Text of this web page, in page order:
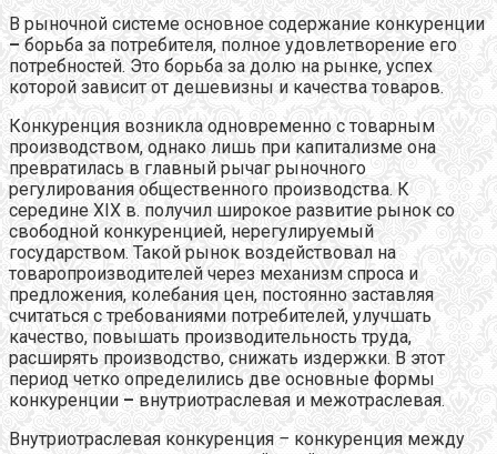
В рыночной системе основное содержание конкуренции
– борьба за потребителя, полное удовлетворение его
потребностей. Это борьба за долю на рынке, успех
которой зависит от дешевизны и качества товаров.
Конкуренция возникла одновременно с товарным
производством, однако лишь при капитализме она
превратилась в главный рычаг рыночного
регулирования общественного производства. К
середине XIX в. получил широкое развитие рынок со
свободной конкуренцией, нерегулируемый
государством. Такой рынок воздействовал на
товаропроизводителей через механизм спроса и
предложения, колебания цен, постоянно заставляя
считаться с требованиями потребителей, улучшать
качество, повышать производительность труда,
расширять производство, снижать издержки. В этот
период четко определились две основные формы
конкуренции – внутриотраслевая и межотраслевая.
Внутриотраслевая конкуренция – конкуренция между